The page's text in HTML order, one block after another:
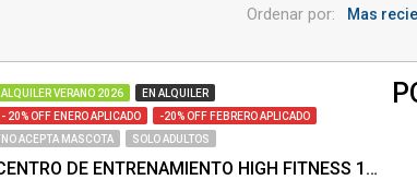
Ordenar por: Mas
ALQUILER VERANO 2026
EN ALQUILER
- 20% OFF ENERO APLICADO
-20% OFF FEBRERO APLICADO
NO ACEPTA MASCOTA
SOLO ADULTOS
CENTRO DE ENTRENAMIENTO HIGH FITNESS 1 – ID 34799